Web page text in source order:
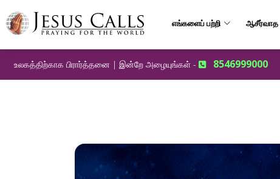
எங்களைப் பற்றி ஆசீர்வாத
உலகத்திற்காக பிரார்த்தனை | இன்றே அழையுங்கள் - 8546999000